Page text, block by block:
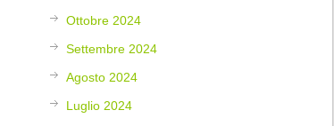
Ottobre 2024
Settembre 2024
Agosto 2024
Luglio 2024